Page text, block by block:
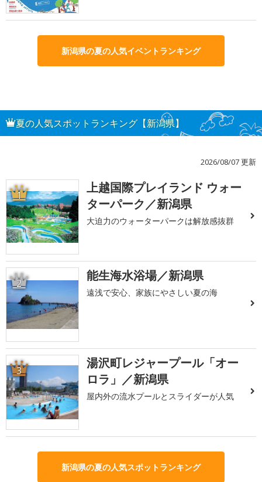
新潟県の夏の人気イベントランキング
夏の人気スポットランキング【新潟県】
2026/08/07 更新
1
上越国際プレイランド ウォー
ターパーク／新潟県
大迫力のウォーターパークは解放感抜群
2 能生海水浴場／新潟県
遠浅で安心、家族にやさしい夏の海
3
湯沢町レジャープール「オー
ロラ」／新潟県
屋内外の流水プールとスライダーが人気
新潟県の夏の人気スポットランキング